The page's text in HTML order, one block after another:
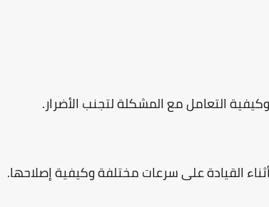
التعامل مع المشكلة لتجنب الأضرار.
القيادة على سرعات مختلفة وكيفية إصلاحها.